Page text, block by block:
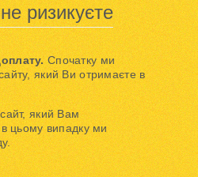
ризикуєте
Спочатку ми
який Ви отримаєте в
який Вам
в цьому випадку ми